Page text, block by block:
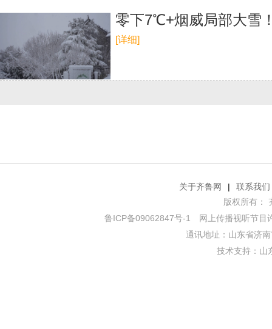
零下7℃+烟威局部大雪
[详细]
关于齐鲁网 |
联系我们
版权所有：
鲁ICP备09062847号-1
网上传播视听节目
通讯地址：山东省济
技术支持： 山